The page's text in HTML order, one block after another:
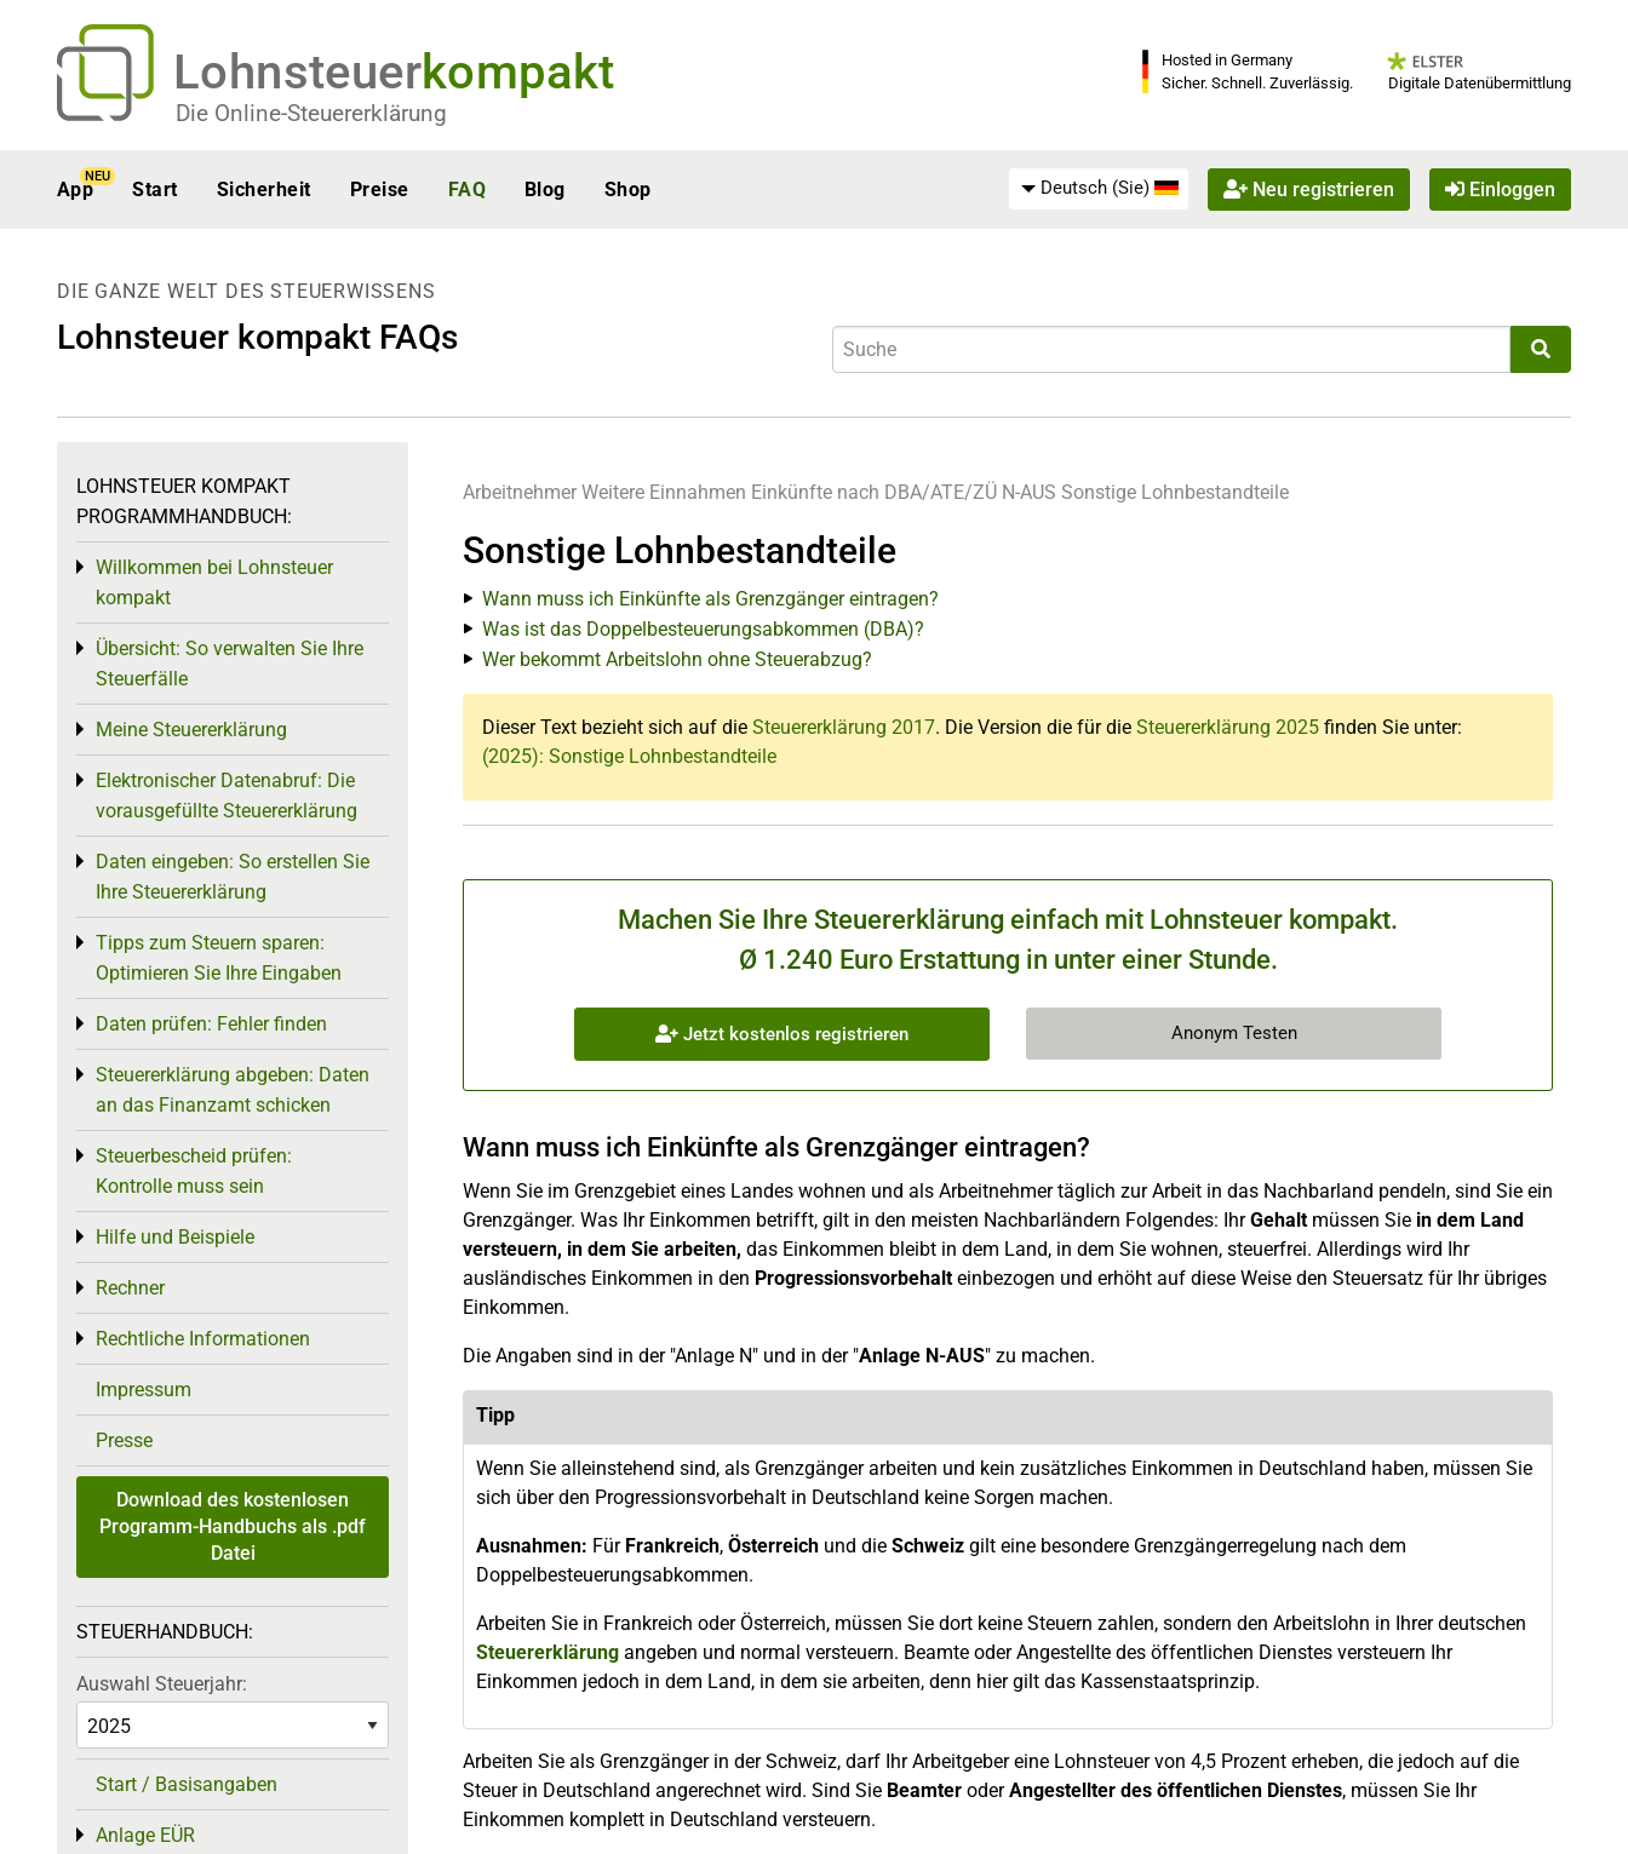
Lohnsteuerkompakt
Die Online-Steuererklärung
Hosted in Germany
Sicher. Schnell. Zuverlässig.
Digitale Datenübermittlung
App
NEU
Start Sicherheit Preise FAQ Blog Shop Deutsch (Sie) Neu registrieren Einloggen
DIE GANZE WELT DES STEUERWISSENS
Lohnsteuer kompakt FAQs
Arbeitnehmer Weitere Einnahmen Einkünfte nach DBA/ATE/ZÜ N-AUS Sonstige Lohnbestandteile
Sonstige Lohnbestandteile
Wann muss ich Einkünfte als Grenzgänger eintragen?
Was ist das Doppelbesteuerungsabkommen (DBA)?
Wer bekommt Arbeitslohn ohne Steuerabzug?
Dieser Text bezieht sich auf die Steuererklärung 2017. Die Version die für die Steuererklärung 2025 finden Sie unter:
(2025): Sonstige Lohnbestandteile
Machen Sie Ihre Steuererklärung einfach mit Lohnsteuer kompakt.
Ø 1.240 Euro Erstattung in unter einer Stunde.
Jetzt kostenlos registrieren Anonym Testen
Wann muss ich Einkünfte als Grenzgänger eintragen?
Wenn Sie im Grenzgebiet eines Landes wohnen und als Arbeitnehmer täglich zur Arbeit in das Nachbarland pendeln, sind Sie ein
Grenzgänger. Was Ihr Einkommen betrifft, gilt in den meisten Nachbarländern Folgendes: IhrGehaltmüssen Sie in dem Land
versteuern, in dem Sie arbeiten, das Einkommen bleibt in dem Land, in dem Sie wohnen, steuerfrei. Allerdings wird Ihr
ausländisches Einkommen in den Progressionsvorbehalteinbezogen und erhöht auf diese Weise den Steuersatz für Ihr übriges
Einkommen.
Die Angaben sind in der "Anlage N" und in der "Anlage N-AUS" zu machen.
Tipp
Wenn Sie alleinstehend sind, als Grenzgänger arbeiten und kein zusätzliches Einkommen in Deutschland haben, müssen Sie
sich über den Progressionsvorbehalt in Deutschland keine Sorgen machen.
Ausnahmen: Für Frankreich, Österreich und die Schweiz gilt eine besondere Grenzgängerregelung nach dem
Doppelbesteuerungsabkommen.
Arbeiten Sie in Frankreich oder Österreich, müssen Sie dort keine Steuern zahlen, sondern den Arbeitslohn in Ihrer deutschen
Steuererklärung angeben und normal versteuern. Beamte oder Angestellte des öffentlichen Dienstes versteuern Ihr
Einkommen jedoch in dem Land, in dem sie arbeiten, denn hier gilt das Kassenstaatsprinzip.
Arbeiten Sie als Grenzgänger in der Schweiz, darf Ihr Arbeitgeber eine Lohnsteuer von 4,5 Prozent erheben, die jedoch auf die
Steuer in Deutschland angerechnet wird. Sind Sie Beamter oderAngestellter des öffentlichen Dienstes, müssen Sie Ihr
Einkommen komplett in Deutschland versteuern.
LOHNSTEUER KOMPAKT
PROGRAMMHANDBUCH:
Willkommen bei Lohnsteuer
kompakt
Toggle menu
Übersicht: So verwalten Sie Ihre
Steuerfälle
Toggle menu
Meine Steuererklärung
Toggle menu
Elektronischer Datenabruf: Die
vorausgefüllte Steuererklärung
Toggle menu
Daten eingeben: So erstellen Sie
Ihre Steuererklärung
Toggle menu
Tipps zum Steuern sparen:
Optimieren Sie Ihre Eingaben
Toggle menu
Daten prüfen: Fehler finden
Toggle menu
Steuererklärung abgeben: Daten
an das Finanzamt schicken
Toggle menu
Steuerbescheid prüfen:
Kontrolle muss sein
Toggle menu
Hilfe und Beispiele
Toggle menu
Rechner
Toggle menu
Rechtliche Informationen
Toggle menu
Impressum
Presse
Download des kostenlosen
Programm-Handbuchs als .pdf
Datei
STEUERHANDBUCH:
Auswahl Steuerjahr:
Start / Basisangaben
Anlage EÜR
Toggle menu